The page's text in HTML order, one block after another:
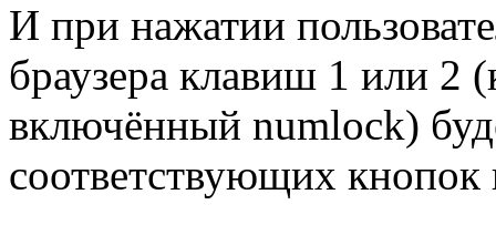
И при нажатии
браузера клавиш 1 или 2
включённый numlock)
соответствующих